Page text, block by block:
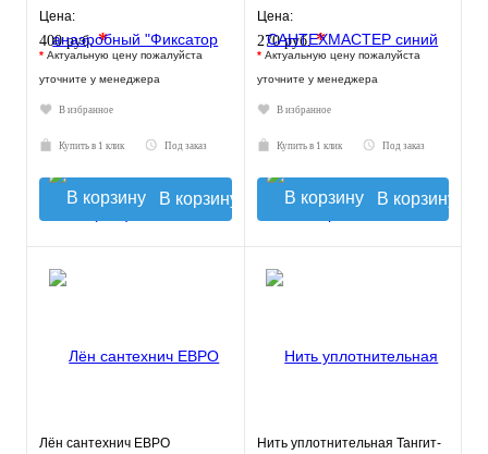
Цена:
400 руб.*
* Актуальную цену пожалуйста
уточните у менеджера
В избранное
Купить в 1 клик Под заказ
В корзину
Цена:
270 руб.*
* Актуальную цену пожалуйста
уточните у менеджера
В избранное
Купить в 1 клик Под заказ
В корзину
Лён сантехнич ЕВРО
Нить уплотнительная Тангит-